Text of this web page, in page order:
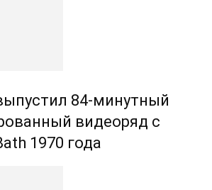
84-минутный
видеоряд с
1970 года